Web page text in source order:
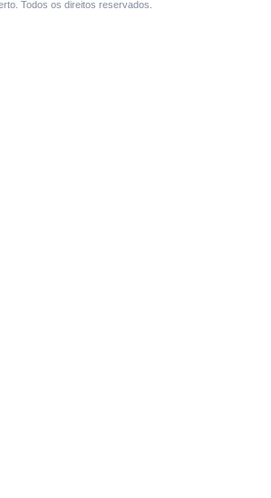
Todos os direitos reservados.